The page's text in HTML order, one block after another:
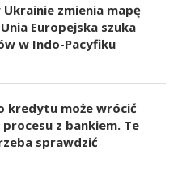
Ukrainie zmienia mapę
Europejska szuka
w Indo-Pacyfiku
kredytu może wrócić
z bankiem. Te
sprawdzić